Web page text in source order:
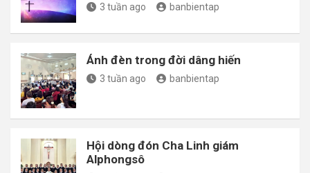
3 tuần ago banbientap
Ánh đèn trong đời dâng hiến
3 tuần ago banbientap
Hội dòng đón Cha Linh giám
Alphongsô